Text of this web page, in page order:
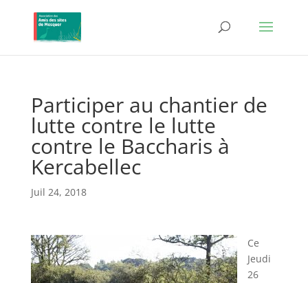
Participer au chantier de
lutte contre le lutte
contre le Baccharis à
Kercabellec
Juil 24, 2018
Ce
Jeudi
26